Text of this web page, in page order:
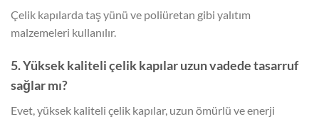
Çelik kapılarda taş yünü ve poliüretan gibi yalıtım
malzemeleri kullanılır.
5. Yüksek kaliteli çelik kapılar uzun vadede tasarruf
sağlar mı?
Evet, yüksek kaliteli çelik kapılar, uzun ömürlü ve enerji